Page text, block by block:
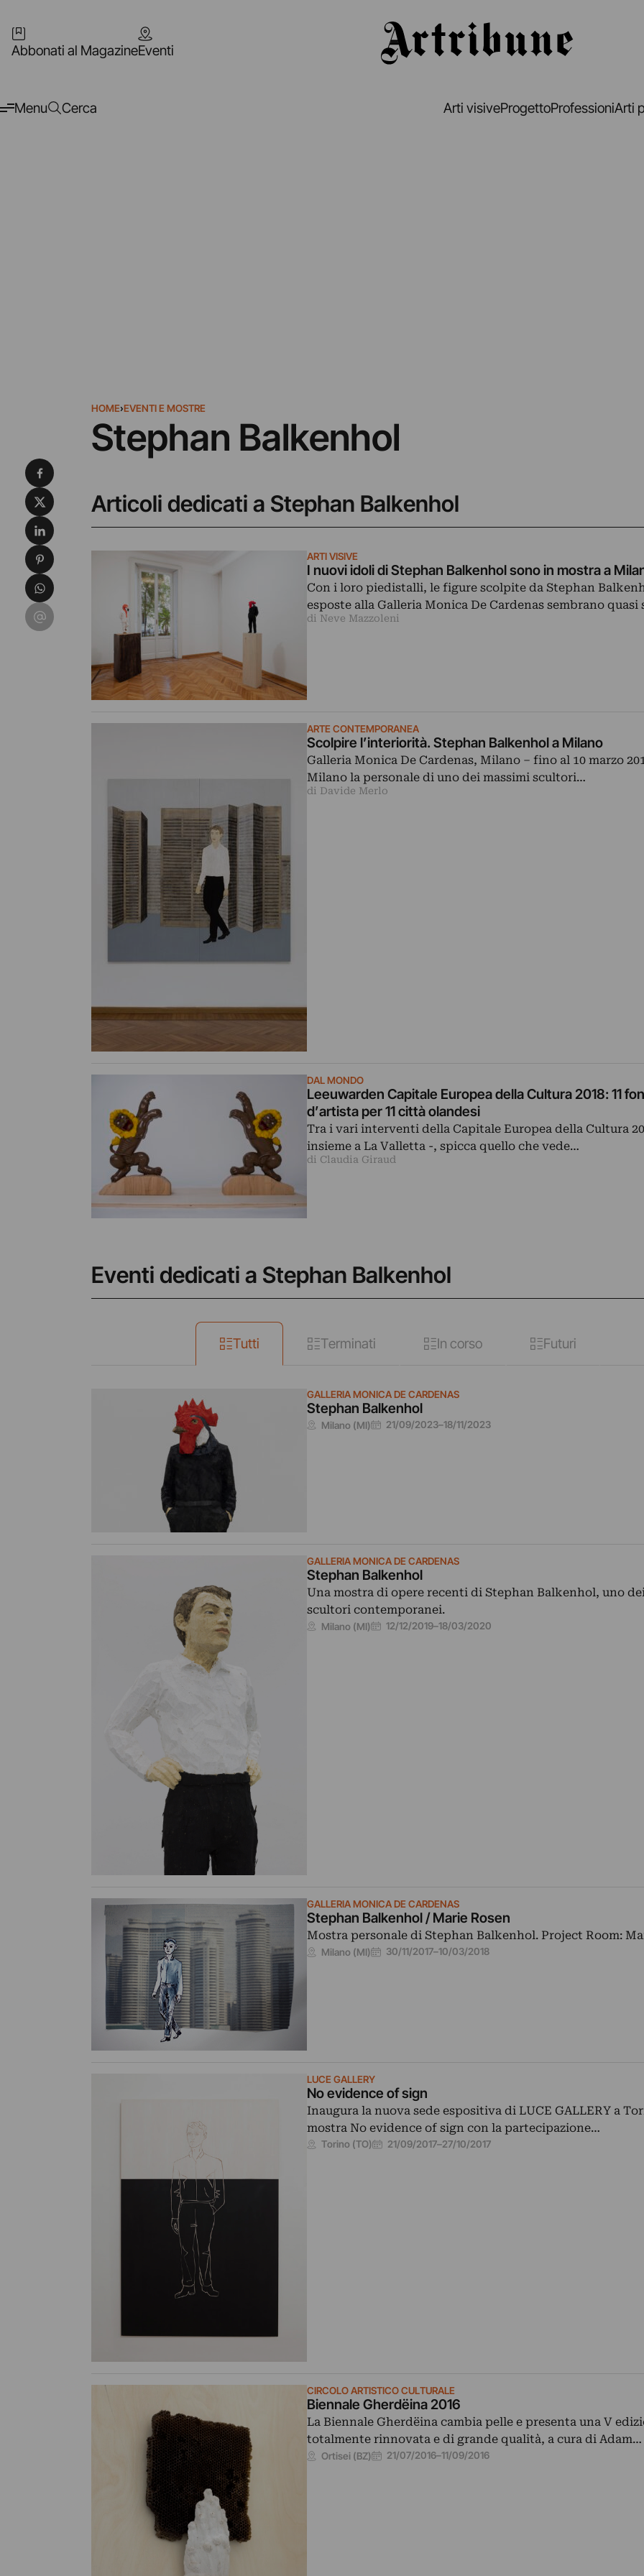
Abbonati al MagazineEventi
Menu Cerca Arti visiveProgettoProfessioniArti
HOME›EVENTI E MOSTRE
Stephan Balkenhol
Articoli dedicati a Stephan Balkenhol
ARTI VISIVE
I nuovi idoli di Stephan Balkenhol sono in mostra a
Con i loro piedistalli, le figure scolpite da Stephan
esposte alla Galleria Monica De Cardenas sembrano
di Neve Mazzoleni
ARTE CONTEMPORANEA
Scolpire l’interiorità. Stephan Balkenhol a Milano
Galleria Monica De Cardenas, Milano ‒ fino al 10 marzo
Milano la personale di uno dei massimi scultori…
di Davide Merlo
DAL MONDO
Leeuwarden Capitale Europea della Cultura 2018: 11
d’artista per 11 città olandesi
Tra i vari interventi della Capitale Europea della Cultura
insieme a La Valletta -, spicca quello che vede…
di Claudia Giraud
Eventi dedicati a Stephan Balkenhol
Tutti Terminati In corso Futuri
GALLERIA MONICA DE CARDENAS
Stephan Balkenhol
Milano (MI) 21/09/2023–18/11/2023
GALLERIA MONICA DE CARDENAS
Stephan Balkenhol
Una mostra di opere recenti di Stephan Balkenhol, uno
scultori contemporanei.
Milano (MI) 12/12/2019–18/03/2020
GALLERIA MONICA DE CARDENAS
Stephan Balkenhol / Marie Rosen
Mostra personale di Stephan Balkenhol. Project Room:
Milano (MI) 30/11/2017–10/03/2018
LUCE GALLERY
No evidence of sign
Inaugura la nuova sede espositiva di LUCE GALLERY a
mostra No evidence of sign con la partecipazione…
Torino (TO) 21/09/2017–27/10/2017
CIRCOLO ARTISTICO CULTURALE
Biennale Gherdëina 2016
La Biennale Gherdëina cambia pelle e presenta una V
totalmente rinnovata e di grande qualità, a cura di Adam…
Ortisei (BZ) 21/07/2016–11/09/2016
Condividi su Facebook
Condividi su X
Condividi su LinkedIn
Condividi su Pinterest
Condividi su WhatsApp
Condividi su Email